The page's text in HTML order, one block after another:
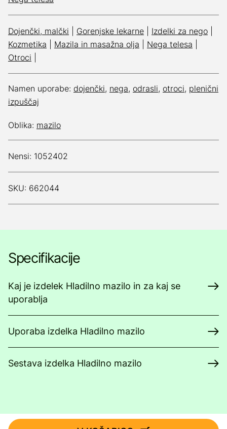
Dojenčki, malčki Gorenjske lekarne Izdelki za nego
Kozmetika
Mazila in masažna olja Nega telesa
Otroci
Namen uporabe: dojenčki, nega, odrasli, otroci, plenični
izpuščaj
Oblika: mazilo
Nensi: 1052402
SKU: 662044
Specifikacije
Kaj je izdelek Hladilno mazilo in za kaj se
uporablja
Uporaba izdelka Hladilno mazilo
Sestava izdelka Hladilno mazilo